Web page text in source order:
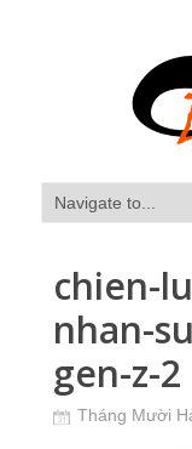
chien-
nhan-
gen-z-2
Tháng Mười